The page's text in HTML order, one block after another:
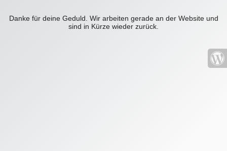
Danke für deine Geduld. Wir arbeiten gerade an der Website und
sind in Kürze wieder zurück.